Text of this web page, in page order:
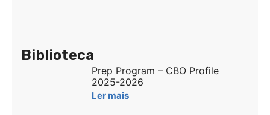
Biblioteca
Prep Program – CBO Profile
2025-2026
Ler mais